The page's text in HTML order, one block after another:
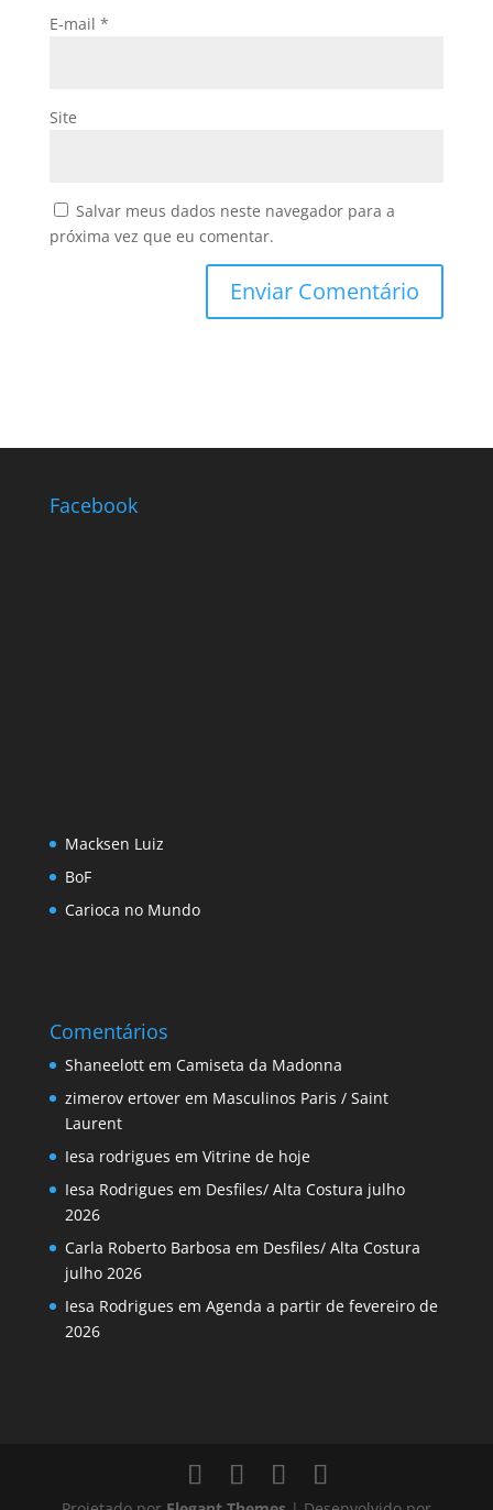
E-mail *
Site
Salvar meus dados neste navegador para a
próxima vez que eu comentar.
Facebook
Macksen Luiz
BoF
Carioca no Mundo
Comentários
Shaneelottem Camiseta da Madonna
zimerov ertoverem Masculinos Paris / Saint
Laurent
Iesa rodrigues em Vitrine de hoje
Iesa Rodrigues em Desfiles/ Alta Costura julho
2026
Carla Roberto Barbosa em Desfiles/ Alta Costura
julho 2026
Iesa Rodrigues em Agenda a partir de fevereiro de
2026